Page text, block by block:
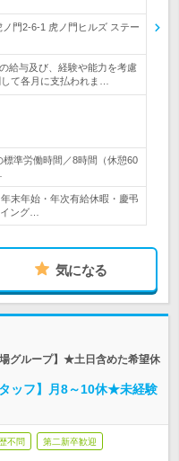
ノ門2-6-1 虎ノ門ヒルズ ステー
給与及び、経験や能力を考慮
て各月に支払われま…
準労働時間／8時間（休憩60
末年始・年次有給休暇・慶弔
ング…
気になる
グループ】★土日含めた希望休
ッフ】月8～10休★未経験
不問 第二新卒歓迎